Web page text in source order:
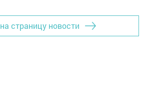
страницу новости